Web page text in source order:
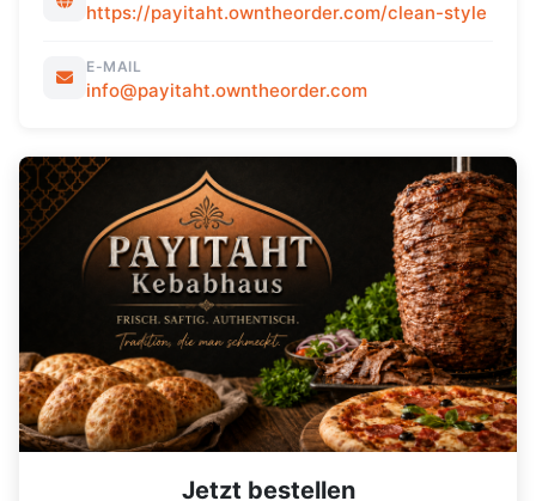
https://payitaht.owntheorder.com/clean-style
E-MAIL
info@payitaht.owntheorder.com
Jetzt bestellen